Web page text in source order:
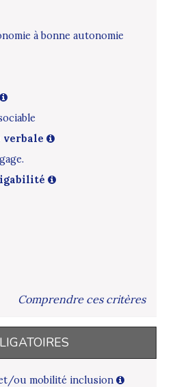
à bonne autonomie
verbale
Comprendre ces critères
ou mobilité inclusion